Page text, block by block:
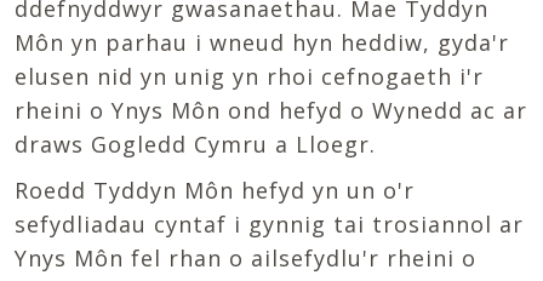
ddefnyddwyr gwasanaethau. Mae Tyddyn
Môn yn parhau i wneud hyn heddiw, gyda'r
elusen nid yn unig yn rhoi cefnogaeth i'r
rheini o Ynys Môn ond hefyd o Wynedd ac ar
draws Gogledd Cymru a Lloegr.
Roedd Tyddyn Môn hefyd yn un o'r
sefydliadau cyntaf i gynnig tai trosiannol ar
Ynys Môn fel rhan o ailsefydlu'r rheini o